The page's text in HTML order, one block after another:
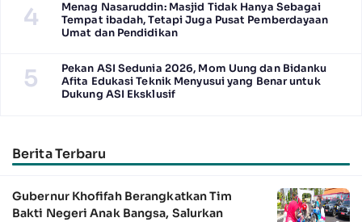
4
Menag Nasaruddin: Masjid Tidak Hanya Sebagai
Tempat ibadah, Tetapi Juga Pusat Pemberdayaan
Umat dan Pendidikan
5
Pekan ASI Sedunia 2026, Mom Uung dan Bidanku
Afita Edukasi Teknik Menyusui yang Benar untuk
Dukung ASI Eksklusif
Berita Terbaru
Gubernur Khofifah Berangkatkan Tim
Bakti Negeri Anak Bangsa, Salurkan